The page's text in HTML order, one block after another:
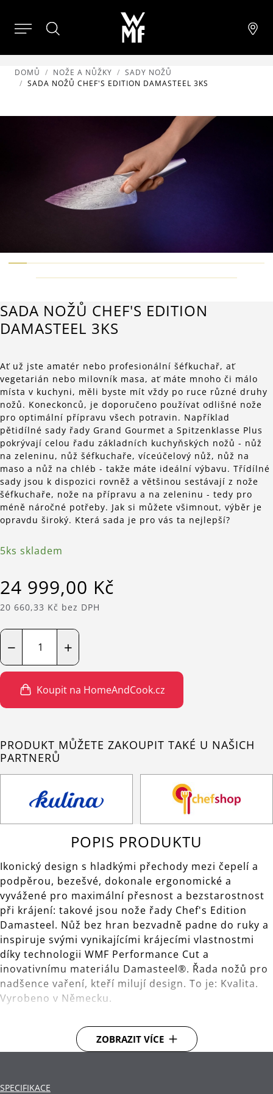
DOMŮ NOŽE A NŮŽKY
SADY NOŽŮ
SADA NOŽŮ CHEF'S EDITION DAMASTEEL 3KS
SADA NOŽŮ CHEF'S EDITION
DAMASTEEL 3KS
Ať už jste amatér nebo profesionální šéfkuchař, ať
vegetarián nebo milovník masa, ať máte mnoho či málo
místa v kuchyni, měli byste mít vždy po ruce různé druhy
nožů. Koneckonců, je doporučeno používat odlišné nože
pro optimální přípravu všech potravin. Například
pětidílné sady řady Grand Gourmet a Spitzenklasse Plus
pokrývají celou řadu základních kuchyňských nožů - nůž
na zeleninu, nůž šéfkuchaře, víceúčelový nůž, nůž na
maso a nůž na chléb - takže máte ideální výbavu. Třídílné
sady jsou k dispozici rovněž a většinou sestávají z nože
šéfkuchaře, nože na přípravu a na zeleninu - tedy pro
méně náročné potřeby. Jak si můžete všimnout, výběr je
opravdu široký. Která sada je pro vás ta nejlepší?
5ks skladem
24 999,00 Kč
20 660,33 Kč bez DPH
+
−
Koupit na HomeAndCook.cz
PRODUKT MŮŽETE ZAKOUPIT TAKÉ U NAŠICH
PARTNERŮ
POPIS PRODUKTU
Ikonický design s hladkými přechody mezi čepelí a
podpěrou, bezešvé, dokonale ergonomické a
vyvážené pro maximální přesnost a bezstarostnost
při krájení: takové jsou nože řady Chef's Edition
Damasteel. Nůž bez hran bezvadně padne do ruky a
inspiruje svými vynikajícími krájecími vlastnostmi
díky technologii WMF Performance Cut a
inovativnímu materiálu Damasteel®. Řada nožů pro
nadšence vaření, kteří milují design. To je: Kvalita.
Vyrobeno v Německu.
Obsahuje: 1x nůž šéfkuchaře 20 cm, 1x nůž na
maso 20 cm, 1x víceúčelový nůž 10 cm.
ZOBRAZIT VÍCE
SPECIFIKACE